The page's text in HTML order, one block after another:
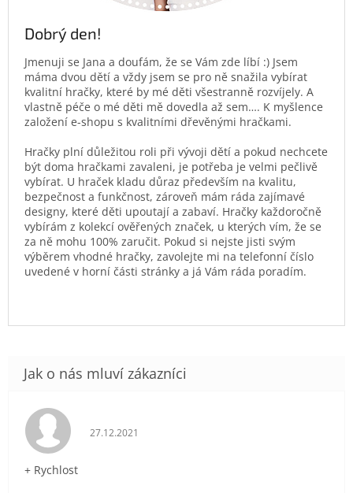
Dobrý den!
Jmenuji se Jana a doufám, že se Vám zde líbí :) Jsem
máma dvou dětí a vždy jsem se pro ně snažila vybírat
kvalitní hračky, které by mé děti všestranně rozvíjely. A
vlastně péče o mé děti mě dovedla až sem…. K myšlence
založení e-shopu s kvalitními dřevěnými hračkami.
Hračky plní důležitou roli při vývoji dětí a pokud nechcete
být doma hračkami zavaleni, je potřeba je velmi pečlivě
vybírat. U hraček kladu důraz především na kvalitu,
bezpečnost a funkčnost, zároveň mám ráda zajímavé
designy, které děti upoutají a zabaví. Hračky každoročně
vybírám z kolekcí ověřených značek, u kterých vím, že se
za ně mohu 100% zaručit. Pokud si nejste jisti svým
výběrem vhodné hračky, zavolejte mi na telefonní číslo
uvedené v horní části stránky a já Vám ráda poradím.
Hodnocení obchodu je 5 z 5 hvězdiček.
27.12.2021
+ Rychlost